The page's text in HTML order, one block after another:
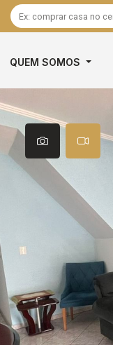
QUEM SOMOS